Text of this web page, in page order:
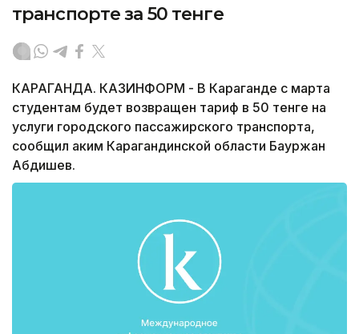
транспорте за 50 тенге
КАРАГАНДА. КАЗИНФОРМ - В Караганде с марта
студентам будет возвращен тариф в 50 тенге на
услуги городского пассажирского транспорта,
сообщил аким Карагандинской области Бауржан
Абдишев.